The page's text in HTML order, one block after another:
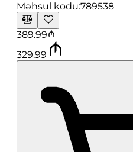
Məhsul kodu:789538
389.99
329.99